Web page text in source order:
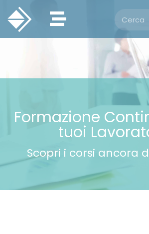
Formazione
tuoi
Scopri i corsi ancora